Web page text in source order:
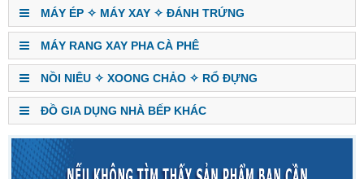
MÁY ÉP ✧ MÁY XAY ✧ ĐÁNH TRỨNG
MÁY RANG XAY PHA CÀ PHÊ
NỒI NIÊU ✧ XOONG CHẢO ✧ RỔ ĐỰNG
ĐỒ GIA DỤNG NHÀ BẾP KHÁC